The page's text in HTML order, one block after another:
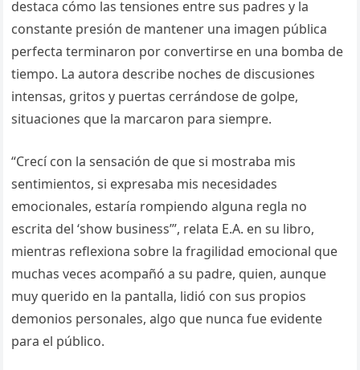
destaca cómo las tensiones entre sus padres y la
constante presión de mantener una imagen pública
perfecta terminaron por convertirse en una bomba de
tiempo. La autora describe noches de discusiones
intensas, gritos y puertas cerrándose de golpe,
situaciones que la marcaron para siempre.
“Crecí con la sensación de que si mostraba mis
sentimientos, si expresaba mis necesidades
emocionales, estaría rompiendo alguna regla no
escrita del ‘show business’”, relata E.A. en su libro,
mientras reflexiona sobre la fragilidad emocional que
muchas veces acompañó a su padre, quien, aunque
muy querido en la pantalla, lidió con sus propios
demonios personales, algo que nunca fue evidente
para el público.